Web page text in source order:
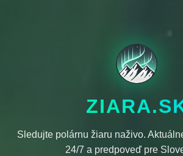
Sledujte polárnu žiaru naživo.
24/7 a predpoveď pre